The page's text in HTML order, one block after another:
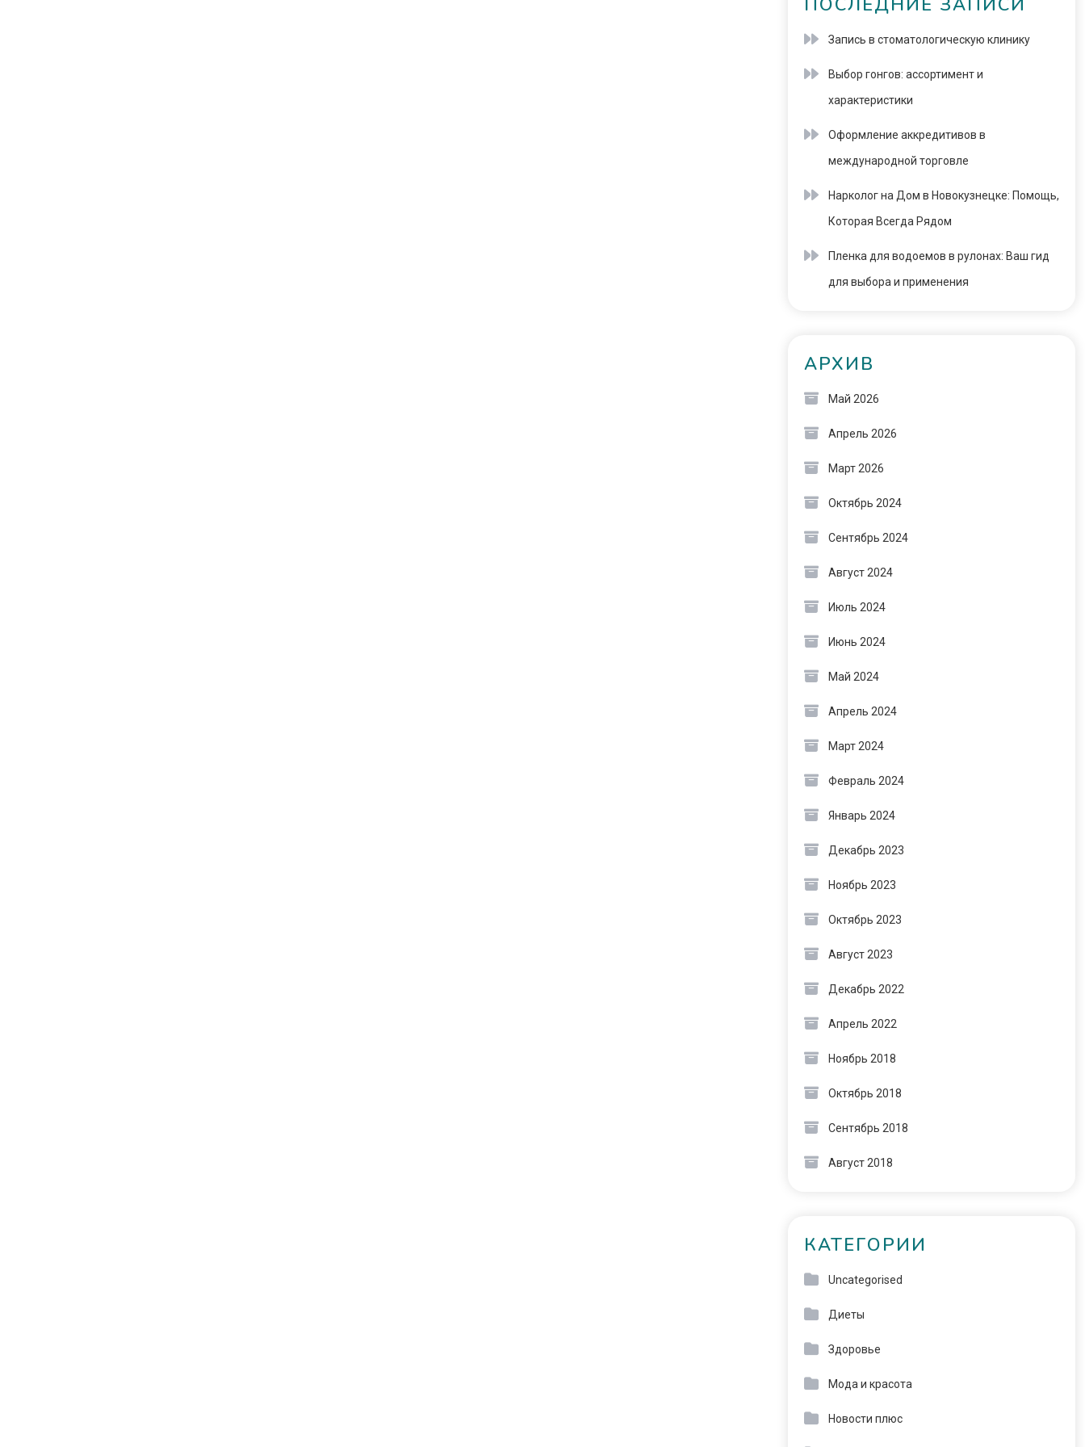
ПОСЛЕДНИЕ ЗАПИСИ
Запись в стоматологическую клинику
Выбор гонгов: ассортимент и
характеристики
Оформление аккредитивов в
международной торговле
Нарколог на Дом в Новокузнецке: Помощь,
Которая Всегда Рядом
Пленка для водоемов в рулонах: Ваш гид
для выбора и применения
АРХИВ
Май 2026
Апрель 2026
Март 2026
Октябрь 2024
Сентябрь 2024
Август 2024
Июль 2024
Июнь 2024
Май 2024
Апрель 2024
Март 2024
Февраль 2024
Январь 2024
Декабрь 2023
Ноябрь 2023
Октябрь 2023
Август 2023
Декабрь 2022
Апрель 2022
Ноябрь 2018
Октябрь 2018
Сентябрь 2018
Август 2018
КАТЕГОРИИ
Uncategorised
Диеты
Здоровье
Мода и красота
Новости плюс